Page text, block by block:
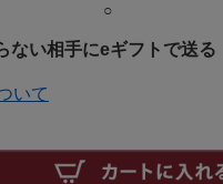
○
ない相手にeギフトで送る
いて